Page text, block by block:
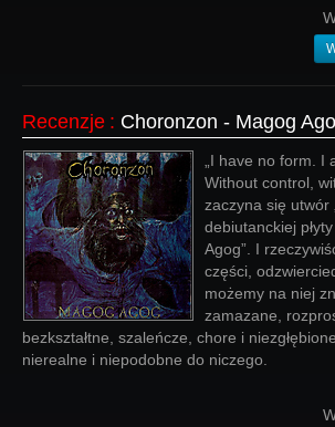
Recenzje : Choronzon - Magog
„I have no form. I
Without control,
zaczyna się utwór
debiutanckiej
Agog”. I
części,
możemy na niej
zamazane,
bezkształtne, szaleńcze, chore i
nierealne i niepodobne do niczego.